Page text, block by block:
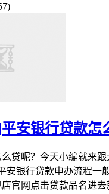
安银行贷款怎
贷呢？今天小编就来
安银行贷款申办流程一
官网点击贷款品名进